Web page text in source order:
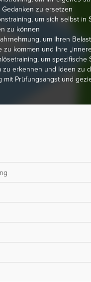
Gedanken zu ersetzen
um sich selbst
zu können
um Ihren
zu kommen und Ihre
um
zu erkennen und Ideen zu
mit Prüfungsangst und